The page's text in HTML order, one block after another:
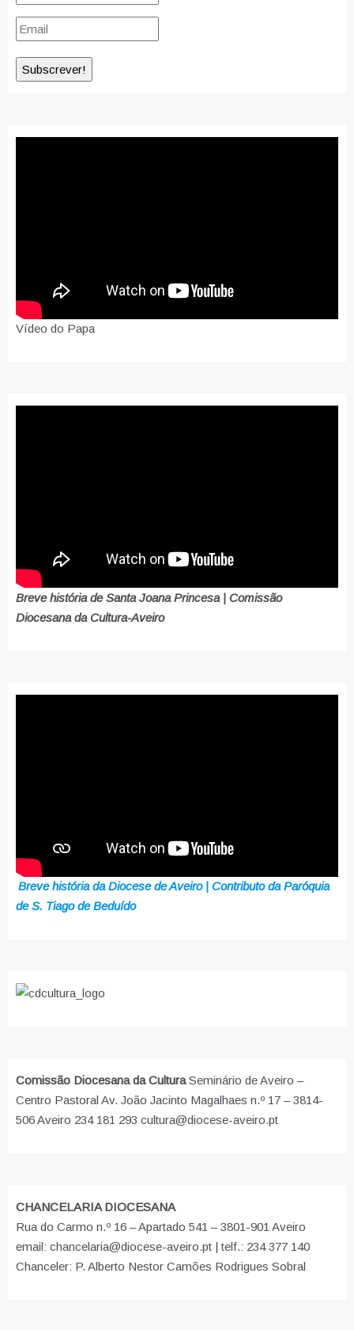
Vídeo do Papa
Breve história de Santa Joana Princesa | Comissão
Diocesana da Cultura-Aveiro
Breve história da Diocese de Aveiro | Contributo da Paróquia
de S. Tiago de Beduído
Comissão Diocesana da CulturaSeminário de Aveiro –
Centro Pastoral Av. João Jacinto Magalhaes n.º 17 – 3814-
506 Aveiro 234 181 293 cultura@diocese-aveiro.pt
CHANCELARIA DIOCESANA
Rua do Carmo n.º 16 – Apartado 541 – 3801-901 Aveiro
email: chancelaria@diocese-aveiro.pt | telf.: 234 377 140
Chanceler: P. Alberto Nestor Camões Rodrigues Sobral